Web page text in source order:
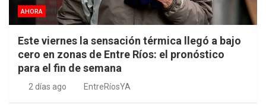
AHORA
Este viernes la sensación térmica llegó a bajo
cero en zonas de Entre Ríos: el pronóstico
para el fin de semana
2 días ago EntreRíosYA